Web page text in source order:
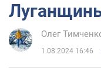
Олег
1.08.2024 16:46